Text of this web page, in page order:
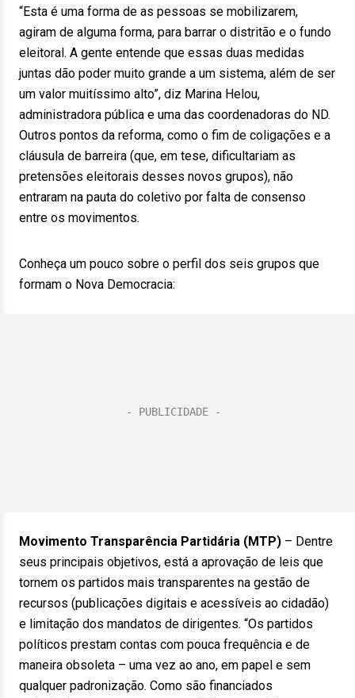
“Esta é uma forma de as pessoas se mobilizarem,
agiram de alguma forma, para barrar o distritão e o fundo
eleitoral. A gente entende que essas duas medidas
juntas dão poder muito grande a um sistema, além de ser
um valor muitíssimo alto”, diz Marina Helou,
administradora pública e uma das coordenadoras do ND.
Outros pontos da reforma, como o fim de coligações e a
cláusula de barreira (que, em tese, dificultariam as
pretensões eleitorais desses novos grupos), não
entraram na pauta do coletivo por falta de consenso
entre os movimentos.
Conheça um pouco sobre o perfil dos seis grupos que
formam o Nova Democracia:
Movimento Transparência Partidária (MTP) – Dentre
seus principais objetivos, está a aprovação de leis que
tornem os partidos mais transparentes na gestão de
recursos (publicações digitais e acessíveis ao cidadão)
e limitação dos mandatos de dirigentes. “Os partidos
políticos prestam contas com pouca frequência e de
maneira obsoleta – uma vez ao ano, em papel e sem
qualquer padronização. Como são financiados